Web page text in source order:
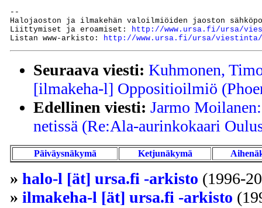
--
Halojaoston ja ilmakehän valoilmiöiden jaoston
Liittymiset ja eroamiset:
http://www.ursa.fi/ursa/
Listan www-arkisto:
http://www.ursa.fi/ursa/viestinta/
Seuraava viesti: Kuhmonen,
[ilmakeha-l] Oppositioilmiö
Edellinen viesti: Jarmo
netissä (Re:Ala-aurinkokaari
Päiväysnäkymä Ketjunäkymä
» halo-l [ät] ursa.fi -arkisto (1996-
» ilmakeha-l [ät] ursa.fi -arkisto